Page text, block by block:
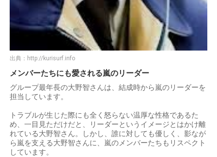
出典： http://kurisurf.info
メンバーたちにも愛される嵐のリーダー
グループ最年長の大野智さんは、結成時から嵐のリーダーを
担当しています。
トラブルが生じた際にも全く怒らない温厚な性格であるた
め、一目見ただけだと、リーダーというイメージとはかけ離
れている大野智さん。しかし、誰に対しても優しく、影なが
ら嵐を支える大野智さんに、嵐のメンバーたちもリスペクト
しています。